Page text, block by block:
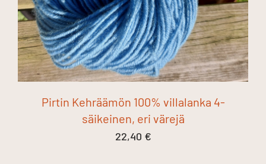
Pirtin Kehräämön 100% villalanka 4-
säikeinen, eri värejä
22,40 €